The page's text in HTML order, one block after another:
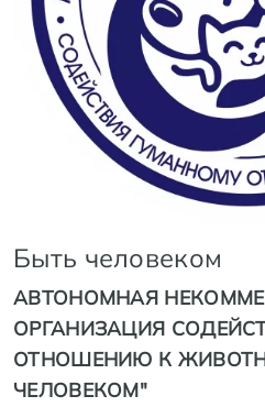
Быть человеком
АВТОНОМНАЯ
ОРГАНИЗАЦИЯ
ОТНОШЕНИЮ К
ЧЕЛОВЕКОМ"